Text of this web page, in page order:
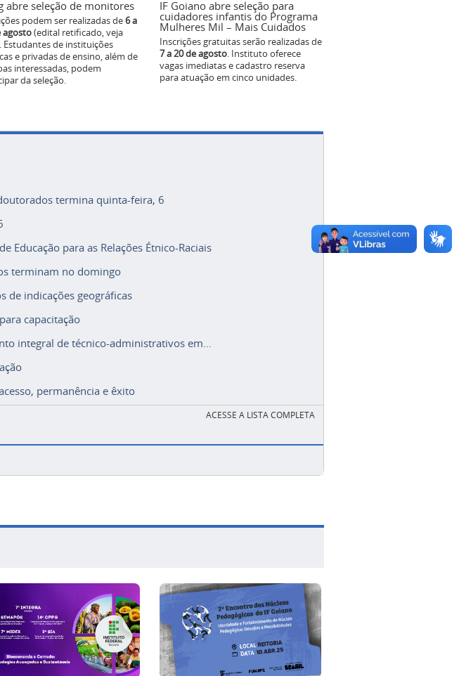
abre seleção de monitores
podem ser realizadas de6 a
agosto(edital retificado, veja
Estudantes de instituições
e privadas de ensino, além de
interessadas, podem
da seleção.
IF Goiano abre seleção para
cuidadores infantis do Programa
Mulheres Mil – Mais Cuidados
Inscrições gratuitas serão realizadas de
7 a 20 de agosto. Instituto oferece
vagas imediatas e cadastro reserva
para atuação em cinco unidades.
termina quinta-feira, 6
Educação para as Relações Étnico-Raciais
terminam no domingo
de indicações geográficas
capacitação
integral de técnico-administrativos em...
permanência e êxito
ACESSE A LISTA COMPLETA